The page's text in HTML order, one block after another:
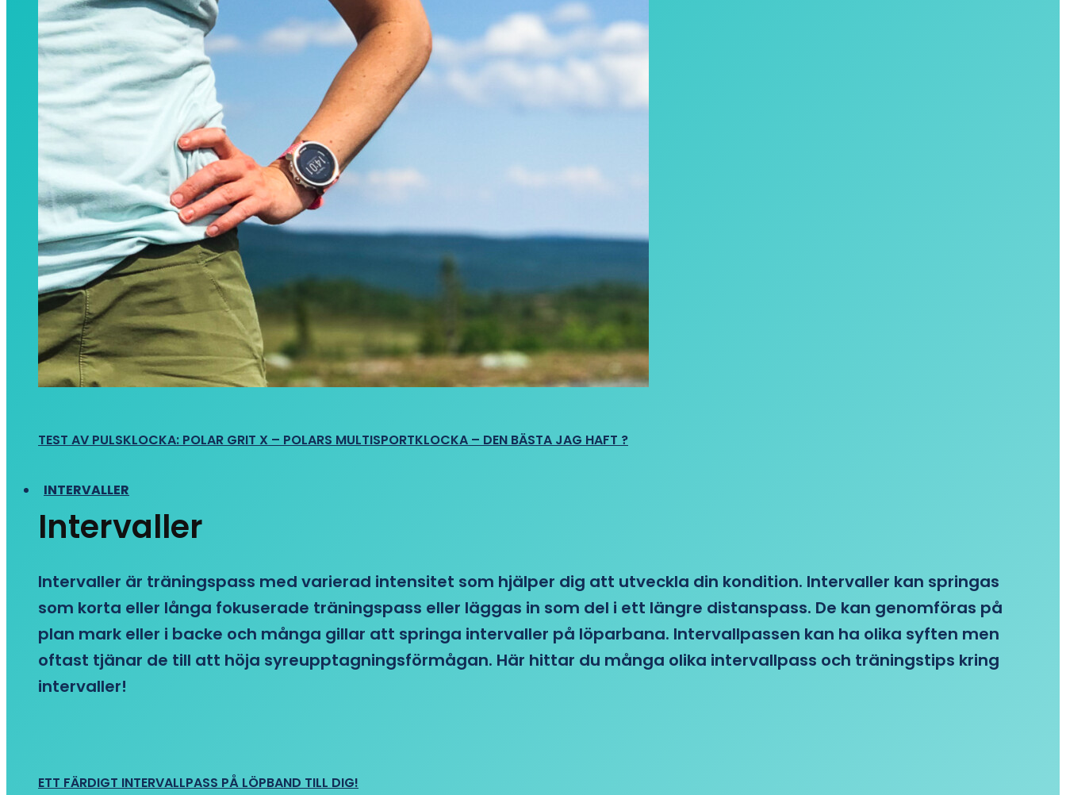
TEST AV PULSKLOCKA: POLAR GRIT X – POLARS MULTISPORTKLOCKA – DEN BÄSTA JAG HAFT ?
INTERVALLER
Intervaller
Intervaller är träningspass med varierad intensitet som hjälper dig att utveckla din kondition. Intervaller kan springas
som korta eller långa fokuserade träningspass eller läggas in som del i ett längre distanspass. De kan genomföras på
plan mark eller i backe och många gillar att springa intervaller på löparbana. Intervallpassen kan ha olika syften men
oftast tjänar de till att höja syreupptagningsförmågan. Här hittar du många olika intervallpass och träningstips kring
intervaller!
ETT FÄRDIGT INTERVALLPASS PÅ LÖPBAND TILL DIG!